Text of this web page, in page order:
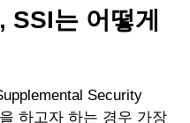
SSI는 어떻게
Security
하고자 하는 경우 가장